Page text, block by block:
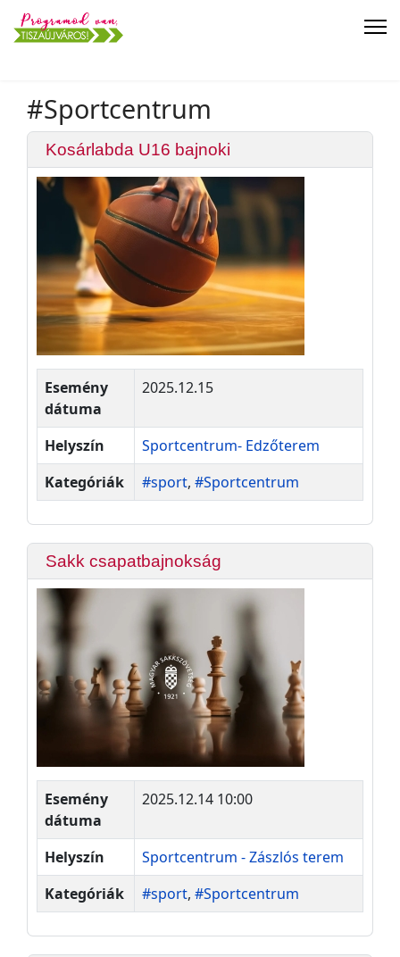
#Sportcentrum
Kosárlabda U16 bajnoki
Esemény
dátuma
2025.12.15
Helyszín
Sportcentrum- Edzőterem
Kategóriák
#sport, #Sportcentrum
Sakk csapatbajnokság
Esemény
dátuma
2025.12.14 10:00
Helyszín
Sportcentrum - Zászlós terem
Kategóriák
#sport, #Sportcentrum